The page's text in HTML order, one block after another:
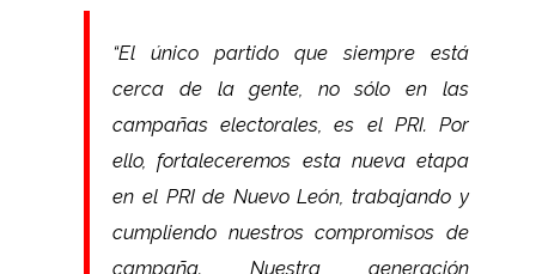
“El único partido que siempre está
cerca de la gente, no sólo en las
campañas electorales, es el PRI. Por
ello, fortaleceremos esta nueva etapa
en el PRI de Nuevo León, trabajando y
cumpliendo nuestros compromisos de
campaña. Nuestra generación